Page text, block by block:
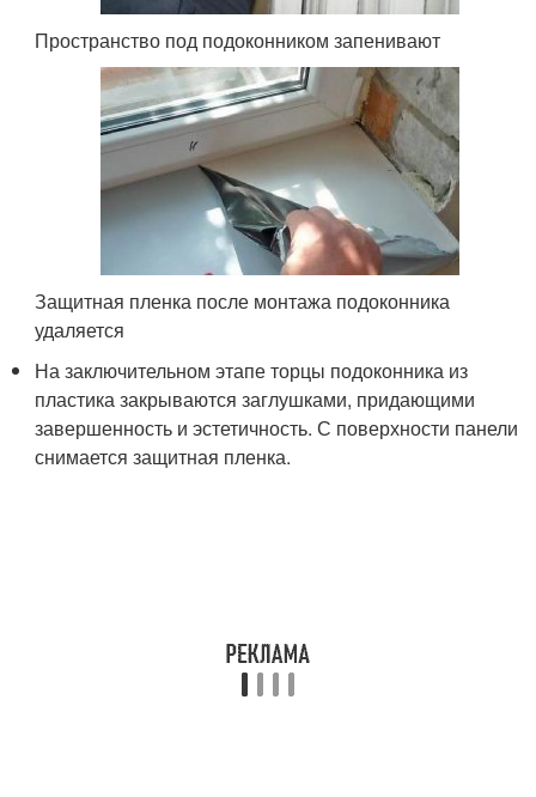
Пространство под подоконником запенивают
Защитная пленка после монтажа подоконника
удаляется
На заключительном этапе торцы подоконника из
пластика закрываются заглушками, придающими
завершенность и эстетичность. С поверхности панели
снимается защитная пленка.